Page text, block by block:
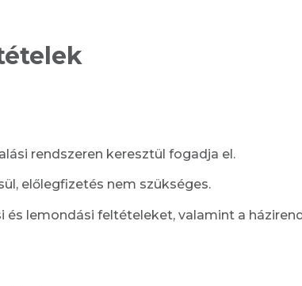
rendszeren keresztül fogadja el.
előlegfizetés nem szükséges.
és lemondási feltételeket, valamint a